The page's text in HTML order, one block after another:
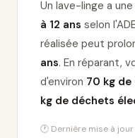
Un lave-linge a
à 12 ans selon
réalisée peut
ans. En réparant,
d'environ 70 kg de
kg de déchets
🕐 Dernière mise à